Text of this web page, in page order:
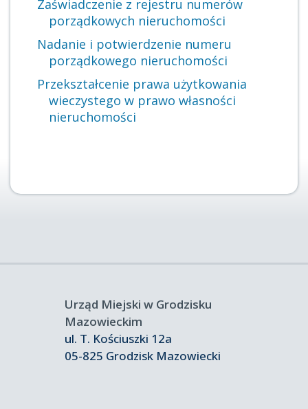
Zaświadczenie z rejestru numerów
porządkowych nieruchomości
Nadanie i potwierdzenie numeru
porządkowego nieruchomości
Przekształcenie prawa użytkowania
wieczystego w prawo własności
nieruchomości
Urząd Miejski w Grodzisku
Mazowieckim
ul. T. Kościuszki 12a
05-825 Grodzisk Mazowiecki